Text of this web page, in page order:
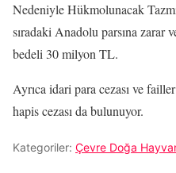
Nedeniyle Hükmolunacak
sıradaki Anadolu parsına zarar
bedeli 30 milyon TL.
Ayrıca idari para cezası ve
hapis cezası da bulunuyor.
Kategoriler: Çevre Doğa